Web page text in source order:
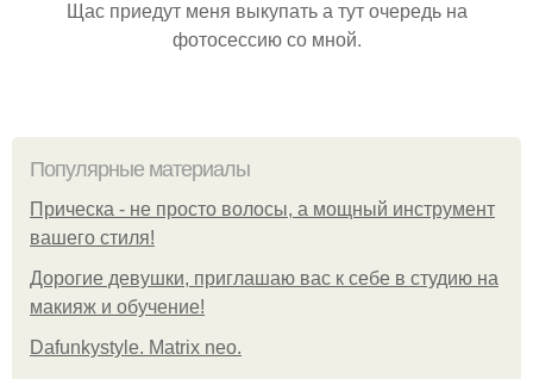
Щас приедут меня выкупать а тут очередь на
фотосессию со мной.
Популярные материалы
Прическа - не просто волосы, а мощный инструмент
вашего стиля!
Дорогие девушки, приглашаю вас к себе в студию на
макияж и обучение!
Dafunkystyle. Matrix neo.